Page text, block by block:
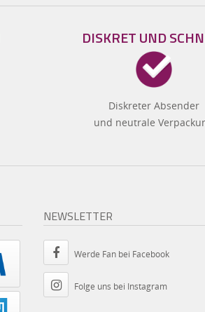
DISKRET UND
Diskreter Absender
und neutrale
NEWSLETTER
Werde Fan bei Facebook
Folge uns bei Instagram